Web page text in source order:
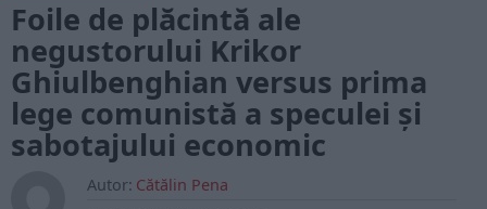
Foile de plăcintă ale
negustorului Krikor
Ghiulbenghian versus prima
lege comunistă a speculei și
sabotajului economic
Autor: Cătălin Pena